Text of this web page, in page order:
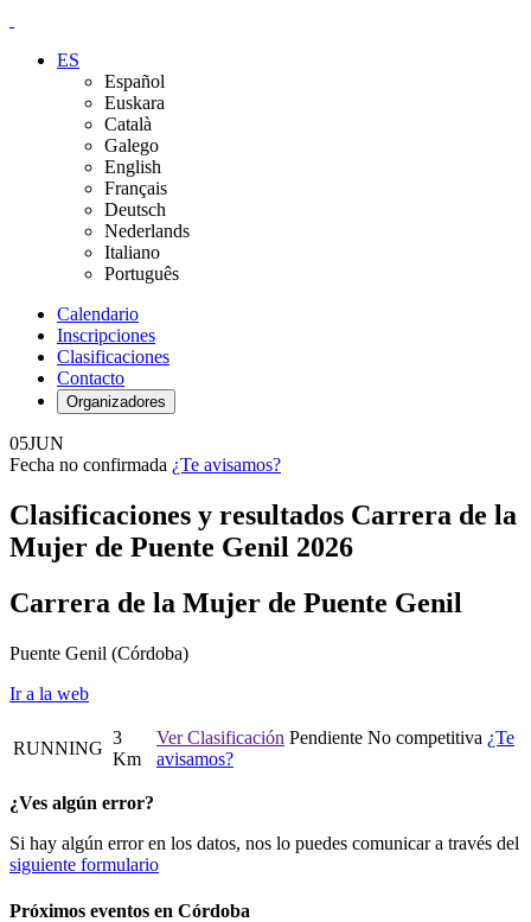
ES
Español
Euskara
Català
Galego
English
Français
Deutsch
Nederlands
Italiano
Português
Calendario
Inscripciones
Clasificaciones
Contacto
Organizadores
05JUN
Fecha no confirmada ¿Te avisamos?
Clasificaciones y resultados Carrera de la
Mujer de Puente Genil 2026
Carrera de la Mujer de Puente Genil
Puente Genil (Córdoba)
Ir a la web
RUNNING
3
Km
Ver Clasificación Pendiente No competitiva ¿Te
avisamos?
¿Ves algún error?
Si hay algún error en los datos, nos lo puedes comunicar a través del
siguiente formulario
Próximos eventos en Córdoba